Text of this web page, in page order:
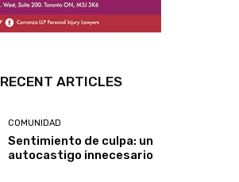
RECENT ARTICLES
COMUNIDAD
Sentimiento de culpa: un
autocastigo innecesario